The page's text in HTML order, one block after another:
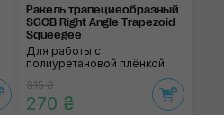
Ракель трапециеоб­разный
SGCB Right Angle Trapezoid
Squeegee
Для работы с
полиуретановой плёнкой
315 ₴
270 ₴